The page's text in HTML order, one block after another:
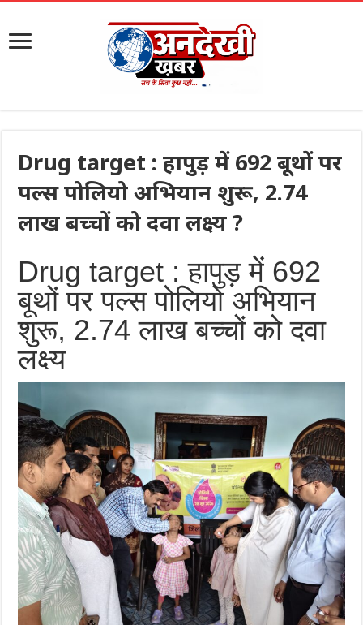
Drug target : हापुड़ में 692 बूथों पर
पल्स पोलियो अभियान शुरू, 2.74
लाख बच्चों को दवा लक्ष्य ?
Drug target : हापुड़ में 692
बूथों पर पल्स पोलियो अभियान
शुरू, 2.74 लाख बच्चों को दवा
लक्ष्य